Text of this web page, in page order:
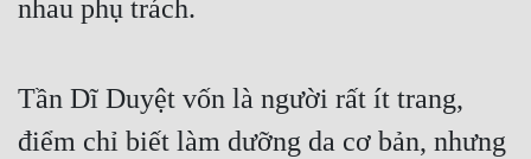
nhau phụ trách.
Tần Dĩ Duyệt vốn là người rất ít trang,
điểm chỉ biết làm dưỡng da cơ bản, nhưng